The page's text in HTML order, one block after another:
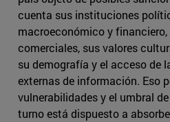
cuenta sus instituciones
macroeconómico y
comerciales, sus valores
su demografía y el acceso de
externas de información. Eso
vulnerabilidades y el umbral
turno está dispuesto a